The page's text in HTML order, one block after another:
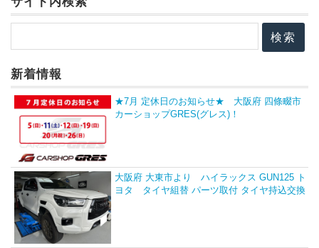
新着情報
★7月 定休日のお知らせ★ 大阪府 四條畷市
カーショップGRES(グレス)！
大阪府 大東市より ハイラックス GUN125 ト
ヨタ タイヤ組替 パーツ取付 タイヤ持込交換